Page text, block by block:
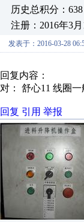
历史总积分：638
注册：2016年3月
发表于：2016-03-28
回复内容：
对： 舒心11 线圈一
回复 引用 举报